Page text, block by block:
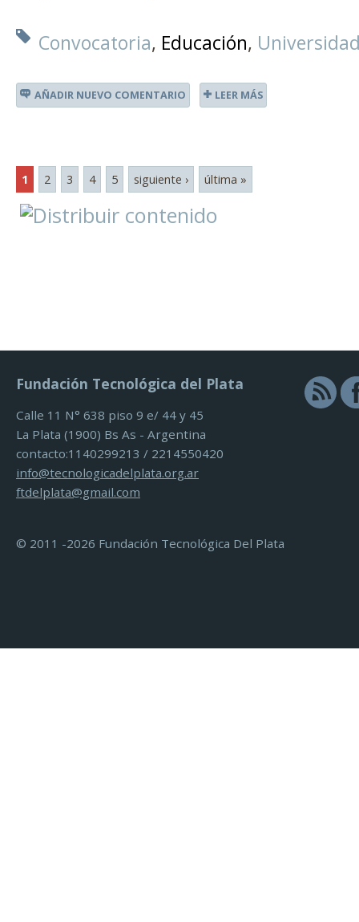
Convocatoria Educación
AÑADIR NUEVO COMENTARIO LEER MÁS
1 2 3 4 5 siguiente › última »
Fundación Tecnológica del Plata
Calle 11 N° 638 piso 9 e/ 44 y 45
La Plata (1900) Bs As - Argentina
contacto:1140299213 / 2214550420
info@tecnologicadelplata.org.ar
ftdelplata@gmail.com
© 2011 -2026 Fundación Tecnológica Del Plata